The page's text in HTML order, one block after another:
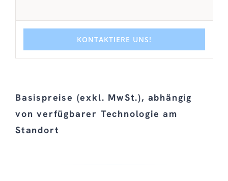
KONTAKTIERE UNS!
Basispreise (exkl. MwSt.), abhängig
von verfügbarer Technologie am
Standort